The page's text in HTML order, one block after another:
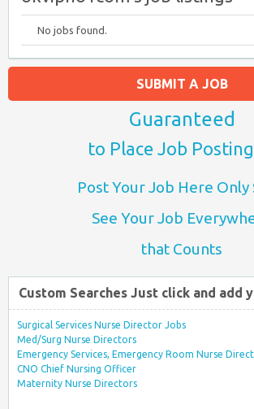
No jobs found.
SUBMIT A JOB
Guaranteed
to Place Job
Post Your Job Here Only
See Your Job
that Counts
Custom Searches Just click and add
Surgical Services Nurse Director Jobs
Med/Surg Nurse Directors
Emergency Services, Emergency Room Nurse
CNO Chief Nursing Officer
Maternity Nurse Directors